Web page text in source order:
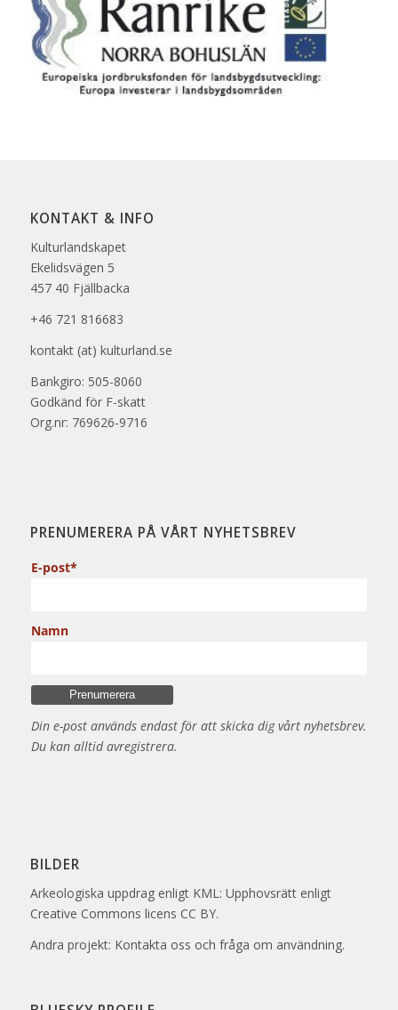
KONTAKT & INFO
Kulturlandskapet
Ekelidsvägen 5
457 40 Fjällbacka
+46 721 816683
kontakt (at) kulturland.se
Bankgiro: 505-8060
Godkänd för F-skatt
Org.nr: 769626-9716
PRENUMERERA PÅ VÅRT NYHETSBREV
E-post*
Namn
Din e-post används endast för att skicka dig vårt nyhetsbrev.
Du kan alltid avregistrera.
BILDER
Arkeologiska uppdrag enligt KML: Upphovsrätt enligt
Creative Commons licens CC BY.
Andra projekt: Kontakta oss och fråga om användning.